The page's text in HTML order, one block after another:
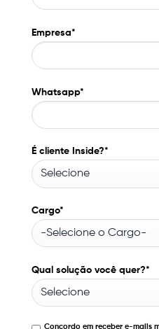
Empresa*
Whatsapp*
É cliente Inside?*
Cargo*
Qual solução você quer?*
Concordo em receber e-mails